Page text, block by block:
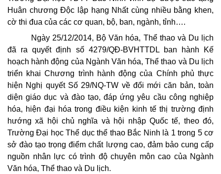
Huân chương Độc lập hạng Nhất cùng nhiều bằng khen,
cờ thi đua của các cơ quan, bộ, ban, ngành, tỉnh….
Ngày 25/12/2014, Bộ Văn hóa, Thể thao và Du lịch
đã ra quyết định số 4279/QĐ-BVHTTDL ban hành Kế
hoạch hành động của Ngành Văn hóa, Thể thao và Du lịch
triển khai Chương trình hành động của Chính phủ thực
hiện Nghị quyết Số 29/NQ-TW về đổi mới căn bản, toàn
diện giáo dục và đào tạo, đáp ứng yêu cầu công nghiệp
hóa, hiện đại hóa trong điều kiện kinh tế thị trường định
hướng xã hội chủ nghĩa và hội nhập Quốc tế, theo đó,
Trường Đại học Thể dục thể thao Bắc Ninh là 1 trong 5 cơ
sở đào tạo trọng điểm chất lượng cao, đảm bảo cung cấp
nguồn nhân lực có trình độ chuyên môn cao của Ngành
Văn hóa, Thể thao và Du lịch.